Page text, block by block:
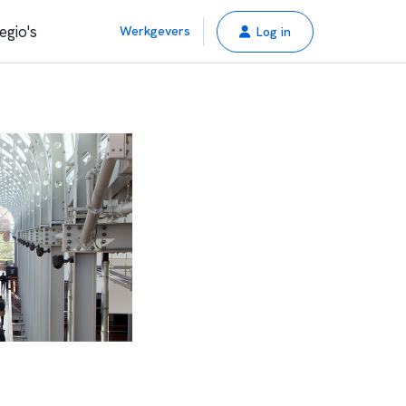
Werkgevers Log in